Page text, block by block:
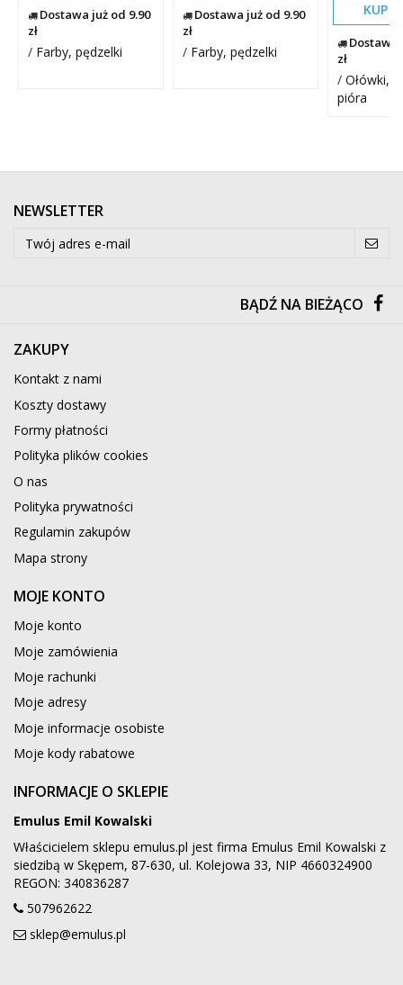
Dostawa już od 9.90
zł
/ Farby, pędzelki
Dostawa już od 9.90
zł
/ Farby, pędzelki
KUP
Dostawa
zł
/ Ołówki,
pióra
NEWSLETTER
BĄDŹ NA BIEŻĄCO
ZAKUPY
Kontakt z nami
Koszty dostawy
Formy płatności
Polityka plików cookies
O nas
Polityka prywatności
Regulamin zakupów
Mapa strony
MOJE KONTO
Moje konto
Moje zamówienia
Moje rachunki
Moje adresy
Moje informacje osobiste
Moje kody rabatowe
INFORMACJE O SKLEPIE
Emulus Emil Kowalski
Właścicielem sklepu emulus.pl jest firma Emulus Emil Kowalski z
siedzibą w Skępem, 87-630, ul. Kolejowa 33, NIP 4660324900
REGON: 340836287
507962622
sklep@emulus.pl